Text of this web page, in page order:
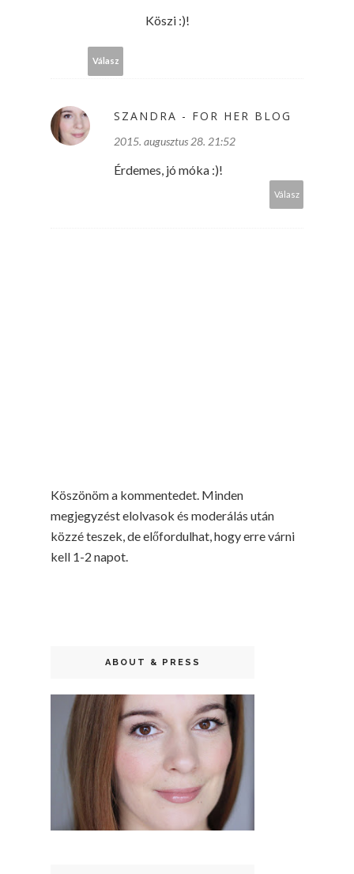
Köszi :)!
Válasz
SZANDRA - FOR HER BLOG
2015. augusztus 28. 21:52
Érdemes, jó móka :)!
Válasz
Köszönöm a kommentedet. Minden
megjegyzést elolvasok és moderálás után
közzé teszek, de előfordulhat, hogy erre várni
kell 1-2 napot.
ABOUT & PRESS